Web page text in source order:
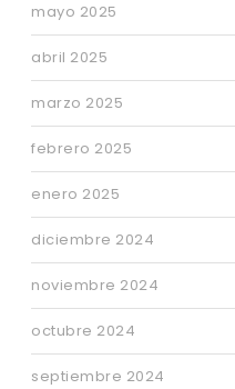
mayo 2025
abril 2025
marzo 2025
febrero 2025
enero 2025
diciembre 2024
noviembre 2024
octubre 2024
septiembre 2024